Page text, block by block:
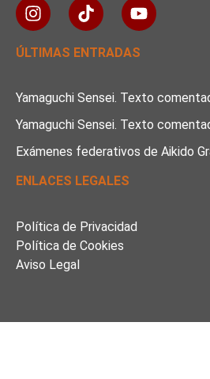
ÚLTIMAS ENTRADAS
Yamaguchi Sensei. Texto
Yamaguchi Sensei. Texto
Exámenes federativos de Aikido
ENLACES LEGALES
Política de Privacidad
Política de Cookies
Aviso Legal